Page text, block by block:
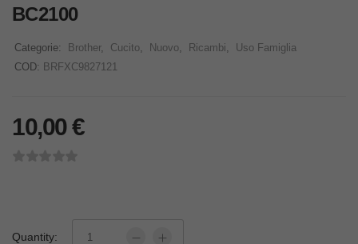
BC2100
Categorie: Brother, Cucito, Nuovo, Ricambi,
Uso Famiglia
COD: BRFXC9827121
10,00€
Quantity: